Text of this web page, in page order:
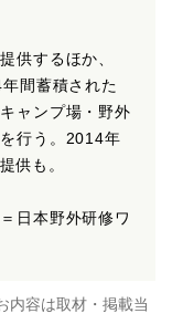
供するほか、
間蓄積された
ャンプ場・野外
行う。2014年
供も。
日本野外研修ワ
内容は取材・掲載当